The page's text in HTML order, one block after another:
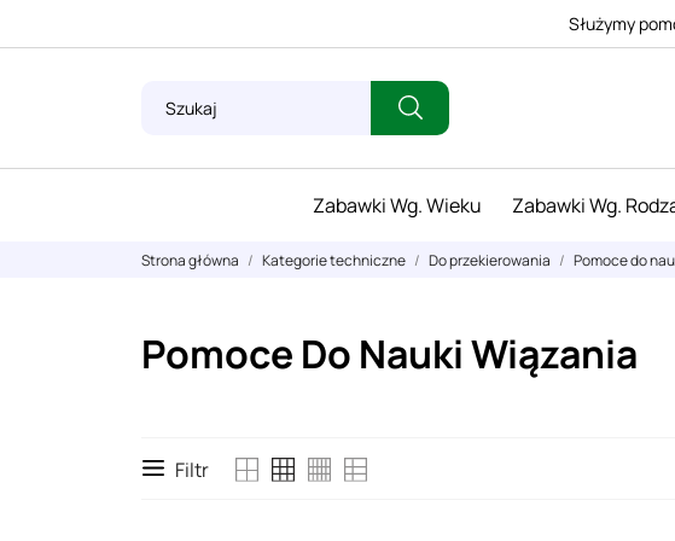
Służymy
Zabawki Wg. Wieku Zabawki Wg.
Strona główna Kategorie techniczne Do przekierowania Pomoce do
Pomoce Do Nauki Wiązania
Filtr